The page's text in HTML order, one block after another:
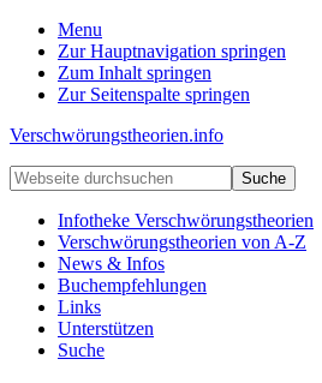
Menu
Zur Hauptnavigation springen
Zum Inhalt springen
Zur Seitenspalte springen
Verschwörungstheorien.info
Beiträge
zu
Merkmalen,
Funktionen
Risiken
konspirationistischen
Denkens
Webseite
durchsuchen
Infotheke Verschwörungstheorien
Verschwörungstheorien von A-Z
News & Infos
Buchempfehlungen
Links
Unterstützen
Suche